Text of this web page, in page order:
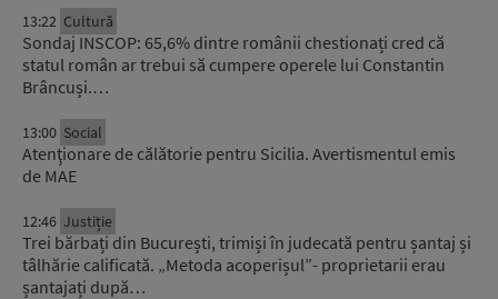
13:22 Cultură
Sondaj INSCOP: 65,6% dintre românii chestionați cred că
statul român ar trebui să cumpere operele lui Constantin
Brâncuși.…
13:00 Social
Atenţionare de călătorie pentru Sicilia. Avertismentul emis
de MAE
12:46 Justiție
Trei bărbați din București, trimiși în judecată pentru șantaj și
tâlhărie calificată. „Metoda acoperișul”- proprietarii erau
șantajați după…